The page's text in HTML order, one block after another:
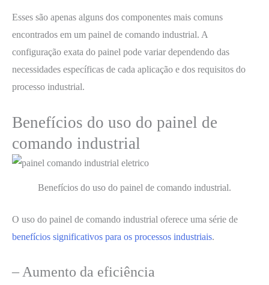
Esses são apenas alguns dos componentes mais comuns
encontrados em um painel de comando industrial. A
configuração exata do painel pode variar dependendo das
necessidades específicas de cada aplicação e dos requisitos do
processo industrial.
Benefícios do uso do painel de
comando industrial
Benefícios do uso do painel de comando industrial.
O uso do painel de comando industrial oferece uma série de
benefícios significativos para os processos industriais.
– Aumento da eficiência